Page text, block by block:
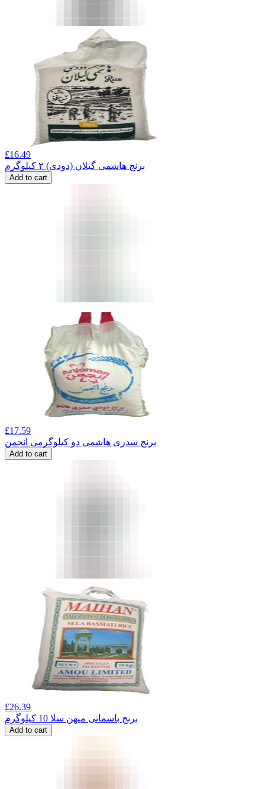
£16.49
برنج هاشمی گیلان (دودی) ۲ کیلوگرم
Add to cart
£17.59
برنج سدری هاشمی دو کیلوگرمی انجمن
Add to cart
£26.39
برنج باسماتی میهن سلا 10 کیلوگرم
Add to cart